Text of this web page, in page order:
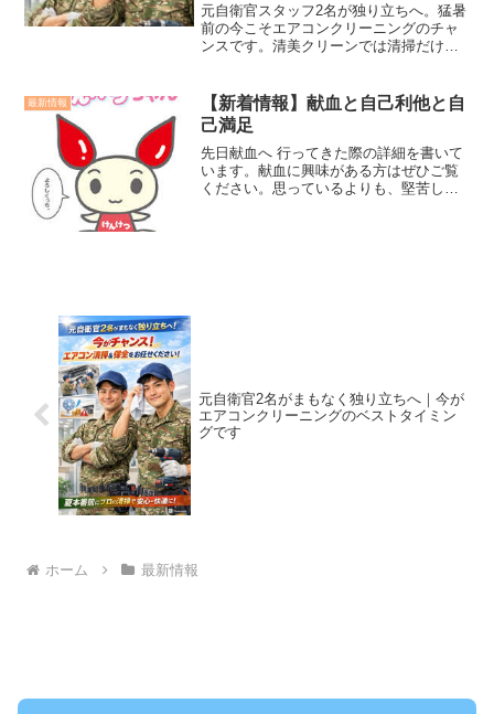
元自衛官スタッフ2名が独り立ちへ。猛暑
前の今こそエアコンクリーニングのチャ
ンスです。清美クリーンでは清掃だけで
最新情報
【新着情報】献血と自己利他と自
己満足
先日献血へ 行ってきた際の詳細を書いて
います。献血に興味がある方はぜひご覧
ください。思っているよりも、堅苦しく
元自衛官2名がまもなく独り立ちへ｜今が
エアコンクリーニングのベストタイミン
グです
ホーム 最新情報